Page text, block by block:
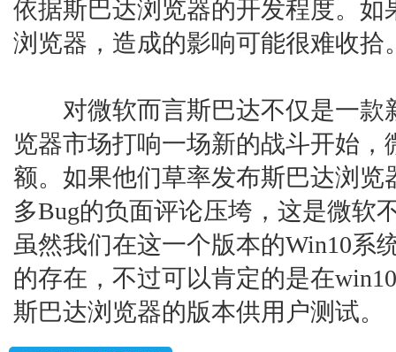
依据斯巴达浏览器的开发程度。如
浏览器，造成的影响可能很难收拾
对微软而言斯巴达不仅是一款
览器市场打响一场新的战斗开始
额。如果他们草率发布斯巴达浏
多Bug的负面评论压垮，这是微软
虽然我们在这一个版本的Win10系
的存在，不过可以肯定的是在
斯巴达浏览器的版本供用户测试。